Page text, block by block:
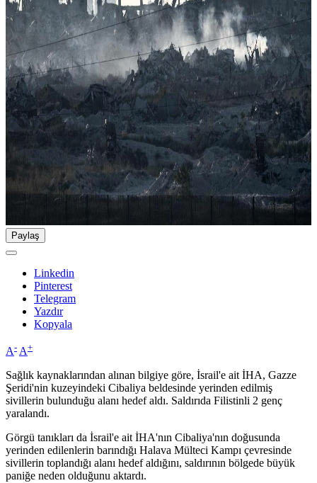
Paylaş
Linkedin
Pinterest
Telegram
Yazdır
Kopyala
A- A+
Sağlık kaynaklarından alınan bilgiye göre, İsrail'e ait İHA, Gazze
Şeridi'nin kuzeyindeki Cibaliya beldesinde yerinden edilmiş
sivillerin bulunduğu alanı hedef aldı. Saldırıda Filistinli 2 genç
yaralandı.
Görgü tanıkları da İsrail'e ait İHA'nın Cibaliya'nın doğusunda
yerinden edilenlerin barındığı Halava Mülteci Kampı çevresinde
sivillerin toplandığı alanı hedef aldığını, saldırının bölgede büyük
paniğe neden olduğunu aktardı.